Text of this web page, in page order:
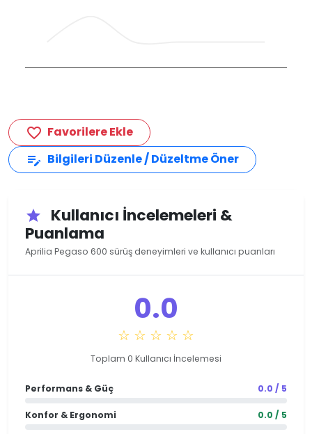
favorite_border Favorilere Ekle
edit_note Bilgileri Düzenle / Düzeltme Öner
star
Kullanıcı İncelemeleri &
Puanlama
Aprilia Pegaso 600 sürüş deneyimleri ve kullanıcı puanları
0.0
☆ ☆ ☆ ☆ ☆
Toplam 0 Kullanıcı İncelemesi
Performans & Güç 0.0 / 5
Konfor & Ergonomi 0.0 / 5